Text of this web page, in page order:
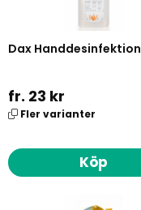
Dax Handdesinfektion
fr. 23 kr
Fler varianter
Köp